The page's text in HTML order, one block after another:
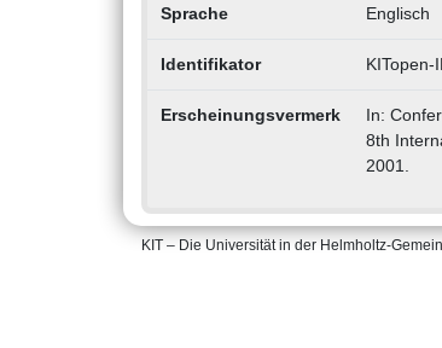
Sprache Englisch
Identifikator KITopen-
Erscheinungsvermerk
In:
8th
2001.
KIT – Die Universität in der Helmholtz-